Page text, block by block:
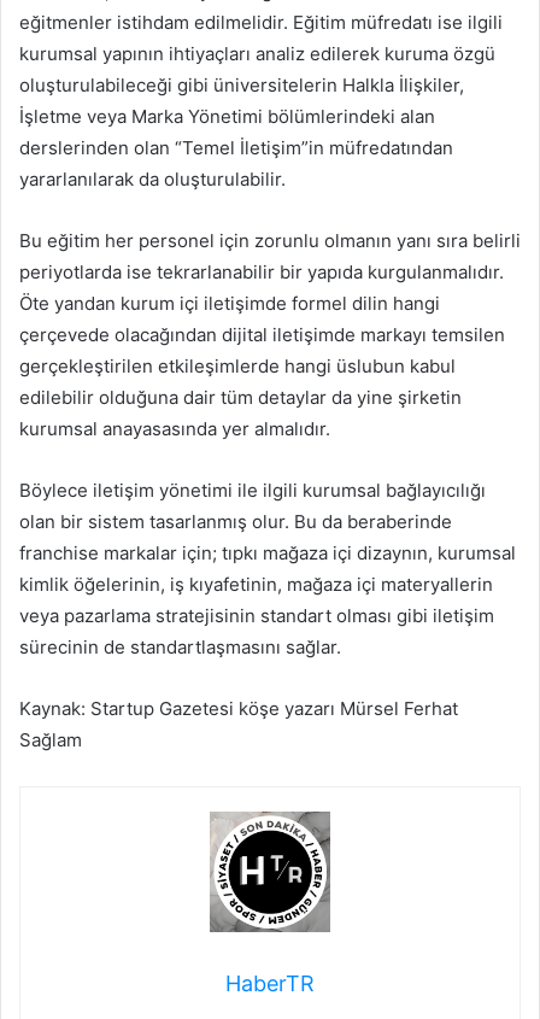
eğitmenler istihdam edilmelidir. Eğitim müfredatı ise ilgili
kurumsal yapının ihtiyaçları analiz edilerek kuruma özgü
oluşturulabileceği gibi üniversitelerin Halkla İlişkiler,
İşletme veya Marka Yönetimi bölümlerindeki alan
derslerinden olan “Temel İletişim”in müfredatından
yararlanılarak da oluşturulabilir.
Bu eğitim her personel için zorunlu olmanın yanı sıra belirli
periyotlarda ise tekrarlanabilir bir yapıda kurgulanmalıdır.
Öte yandan kurum içi iletişimde formel dilin hangi
çerçevede olacağından dijital iletişimde markayı temsilen
gerçekleştirilen etkileşimlerde hangi üslubun kabul
edilebilir olduğuna dair tüm detaylar da yine şirketin
kurumsal anayasasında yer almalıdır.
Böylece iletişim yönetimi ile ilgili kurumsal bağlayıcılığı
olan bir sistem tasarlanmış olur. Bu da beraberinde
franchise markalar için; tıpkı mağaza içi dizaynın, kurumsal
kimlik öğelerinin, iş kıyafetinin, mağaza içi materyallerin
veya pazarlama stratejisinin standart olması gibi iletişim
sürecinin de standartlaşmasını sağlar.
Kaynak: Startup Gazetesi köşe yazarı Mürsel Ferhat
Sağlam
HaberTR